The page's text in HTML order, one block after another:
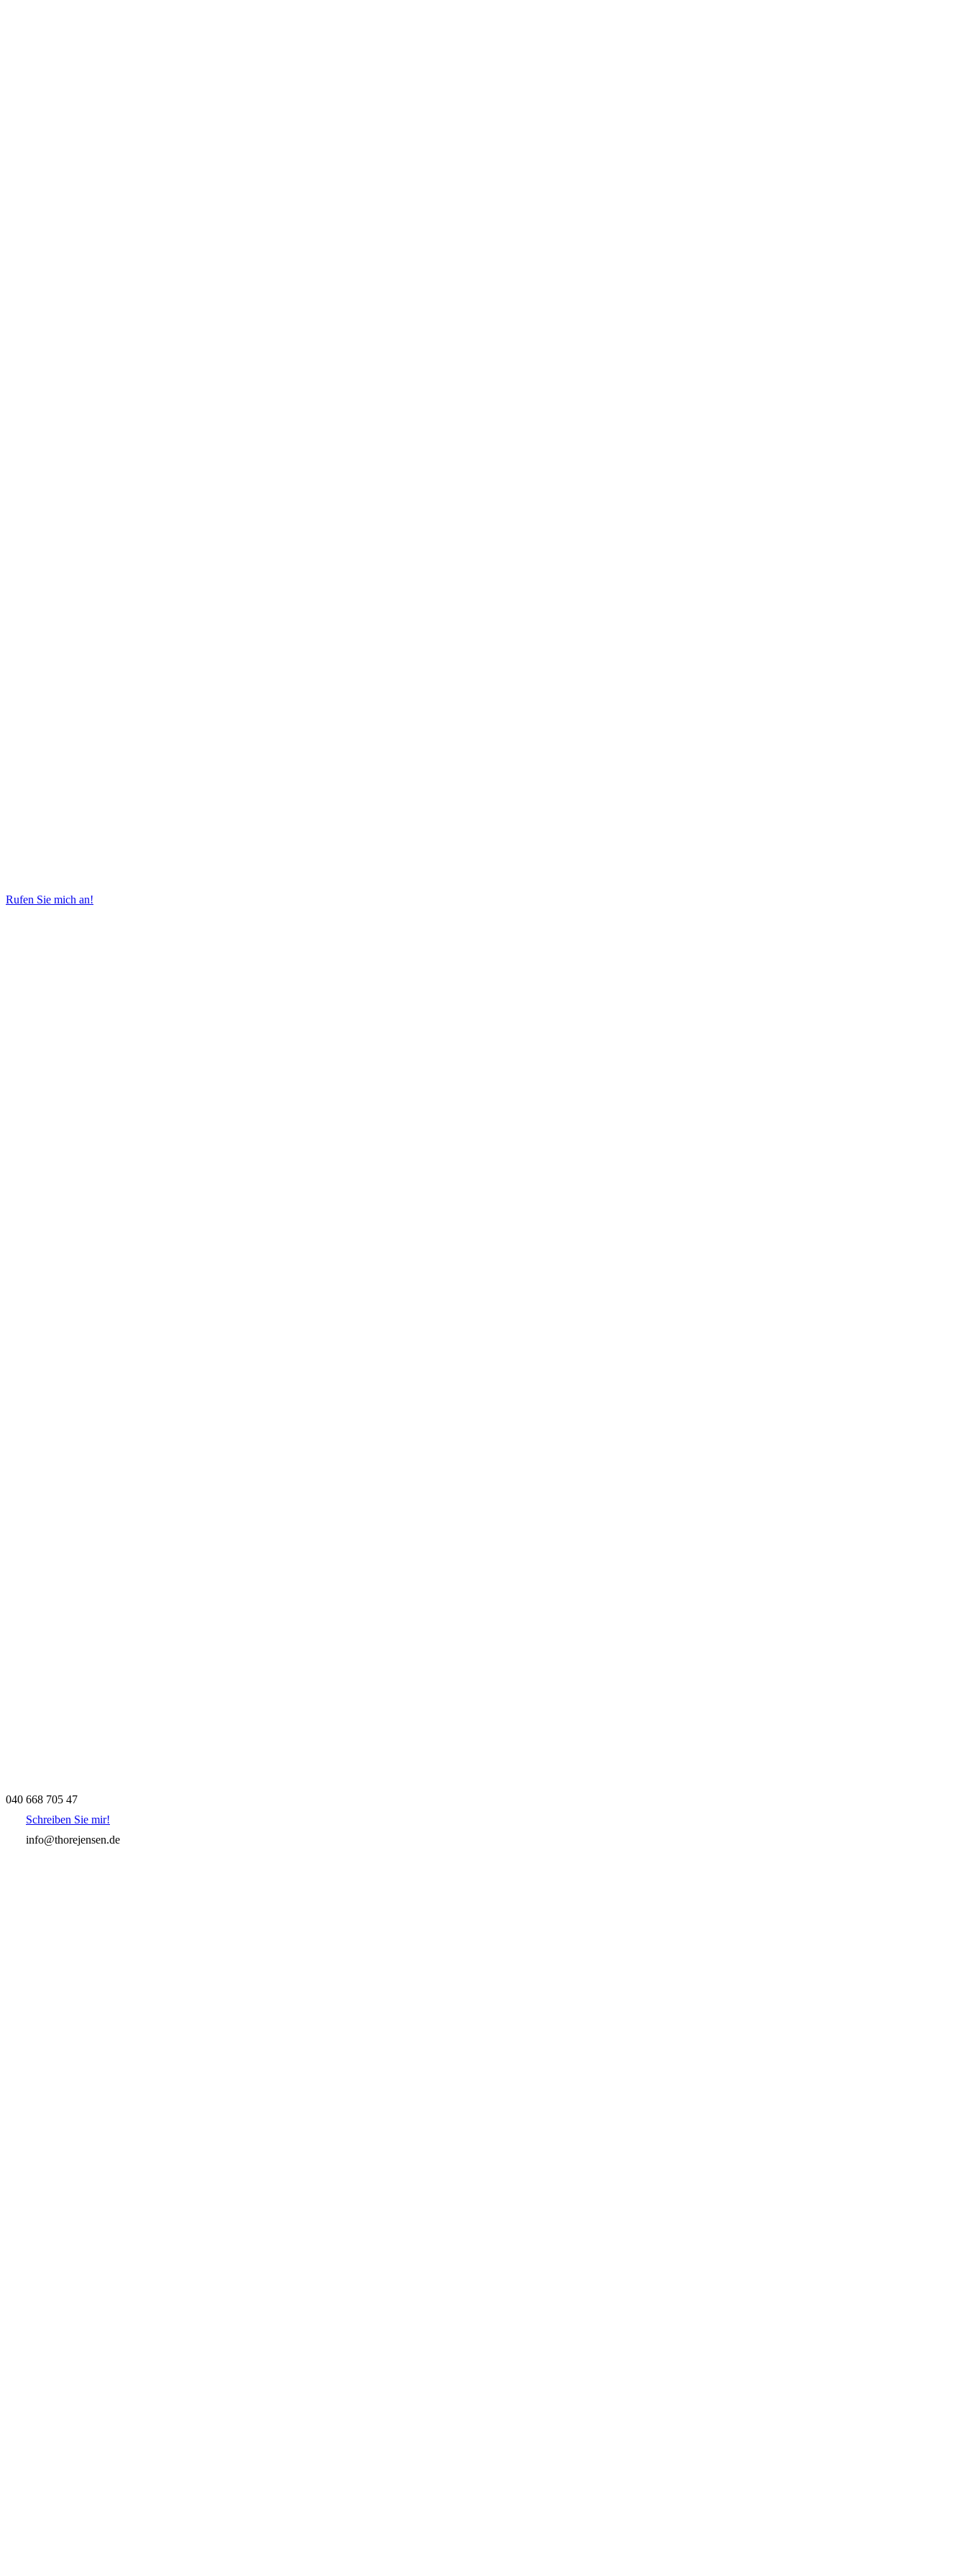
Rufen Sie mich an!
040 668 705 47
Schreiben Sie mir!
info@thorejensen.de